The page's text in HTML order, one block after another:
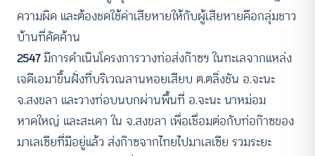
ความผิด และต้องชดใช้ค่าเสียหายให้กับผู้เสียหายคือกลุ่มชาว
บ้านที่คัดค้าน
2547มีการดำเนินโครงการวางท่อส่งก๊าซฯ ในทะเลจากแหล่ง
เจดีเอมาขึ้นฝั่งที่บริเวณลานหอยเสียบ ต.ตลิ่งชัน อ.จะนะ
จ.สงขลา และวางท่อบนบกผ่านพื้นที่ อ.จะนะ นาหม่อม
หาดใหญ่ และสะเดา ใน จ.สงขลา เพื่อเชื่อมต่อกับท่อก๊าซของ
มาเลเซียที่มีอยู่แล้ว ส่งก๊าซจากไทยไปมาเลเซีย รวมระยะ